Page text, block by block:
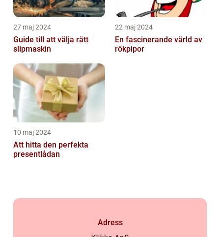
27 maj 2024
Guide till att välja rätt
slipmaskin
22 maj 2024
En fascinerande värld av
rökpipor
10 maj 2024
Att hitta den perfekta
presentlådan
Adress